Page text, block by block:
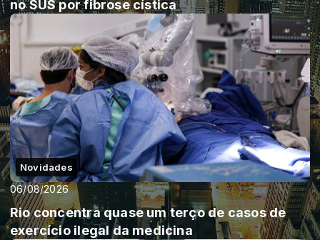
no SUS por fibrose cística
Novidades
06/08/2026
Rio concentra quase um terço de casos de
exercício ilegal da medicina